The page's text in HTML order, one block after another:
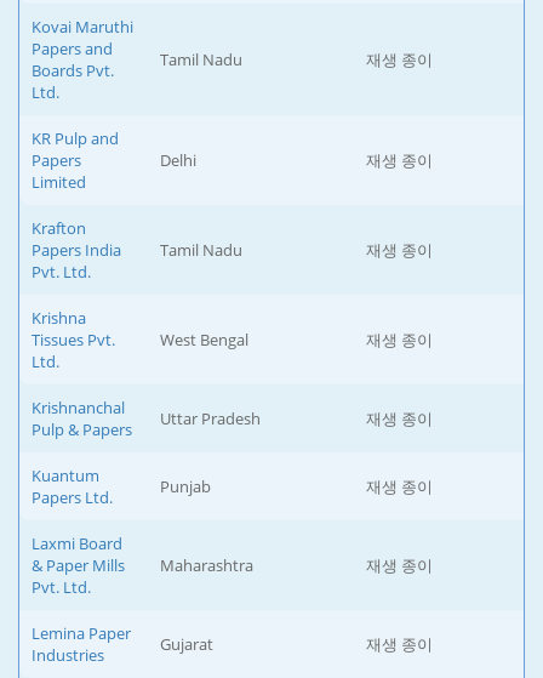
Kovai Maruthi
Papers and
Boards Pvt.
Ltd.
Tamil Nadu 재생 종이
KR Pulp and
Papers
Limited
Delhi 재생 종이
Krafton
Papers India
Pvt. Ltd.
Tamil Nadu 재생 종이
Krishna
Tissues Pvt.
Ltd.
West Bengal 재생 종이
Krishnanchal
Pulp & Papers
Uttar Pradesh 재생 종이
Kuantum
Papers Ltd.
Punjab 재생 종이
Laxmi Board
& Paper Mills
Pvt. Ltd.
Maharashtra 재생 종이
Lemina Paper
Industries
Gujarat 재생 종이